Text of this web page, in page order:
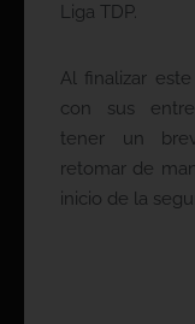
Liga TDP.
Al finalizar
con sus
tener un
retomar de
inicio de la